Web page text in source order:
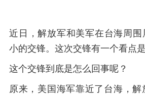
近日，解放军和美军在台海周
小的交锋。这次交锋有一个看点
这个交锋到底是怎么回事呢？
原来，美国海军靠近了台海，解